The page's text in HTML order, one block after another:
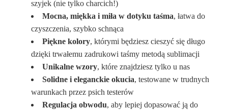
szyjek (nie tylko charcich!)
Mocna, miękka i miła w dotyku taśma, łatwa do
czyszczenia, szybko schnąca
Piękne kolory, którymi będziesz cieszyć się długo
dzięki trwałemu zadrukowi taśmy metodą sublimacji
Unikalne wzory, które znajdziesz tylko u nas
Solidne i eleganckie okucia, testowane w trudnych
warunkach przez psich testerów
Regulacja obwodu, aby lepiej dopasować ją do